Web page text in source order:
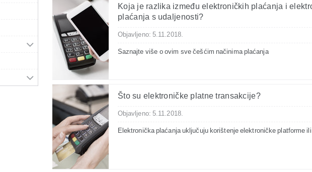
Koja je razlika između elektroničkih plaćanja i
plaćanja s udaljenosti?
Objavljeno: 5.11.2018.
Saznajte više o ovim sve češćim načinima plaćanja
Što su elektroničke platne transakcije?
Objavljeno: 5.11.2018.
Elektronička plaćanja uključuju korištenje elektroničke platforme